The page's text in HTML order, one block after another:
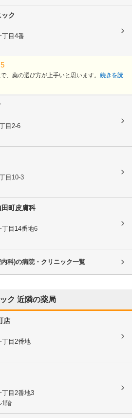
ク
丁目4番
5
、薬の選び方が上手いと思います。 続きを読
目2-6
目10-3
町皮膚科
目14番地6
科)の病院・クリニック一覧
ク 近隣の薬局
店
丁目2番地
丁目2番地3
1階